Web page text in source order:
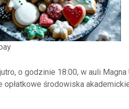
o godzinie 18:00, w auli
opłatkowe środowiska